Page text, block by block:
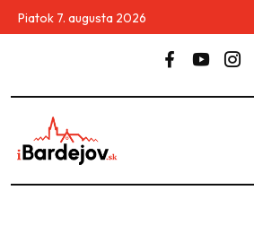
Piatok 7. augusta 2026